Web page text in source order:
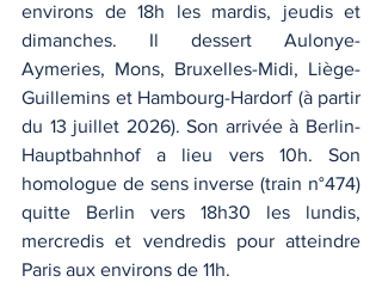
environs de 18h les mardis, jeudis et
dimanches. Il dessert Aulonye-
Aymeries, Mons, Bruxelles-Midi, Liège-
Guillemins et Hambourg-Hardorf (à partir
du 13 juillet 2026). Son arrivée à Berlin-
Hauptbahnhof a lieu vers 10h. Son
homologue de sens inverse (train n°474)
quitte Berlin vers 18h30 les lundis,
mercredis et vendredis pour atteindre
Paris aux environs de 11h.